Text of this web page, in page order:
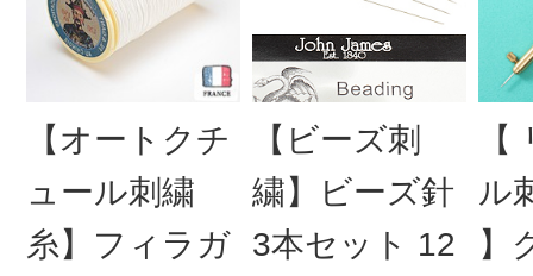
【オートクチ
ュール刺繍
糸】フィラガ
【ビーズ刺
繍】ビーズ針
3本セット 12
ル
】